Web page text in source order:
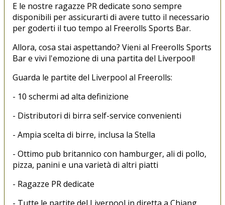
E le nostre ragazze PR dedicate sono sempre
disponibili per assicurarti di avere tutto il necessario
per goderti il tuo tempo al Freerolls Sports Bar.
Allora, cosa stai aspettando? Vieni al Freerolls Sports
Bar e vivi l'emozione di una partita del Liverpool!
Guarda le partite del Liverpool al Freerolls:
- 10 schermi ad alta definizione
- Distributori di birra self-service convenienti
- Ampia scelta di birre, inclusa la Stella
- Ottimo pub britannico con hamburger, ali di pollo,
pizza, panini e una varietà di altri piatti
- Ragazze PR dedicate